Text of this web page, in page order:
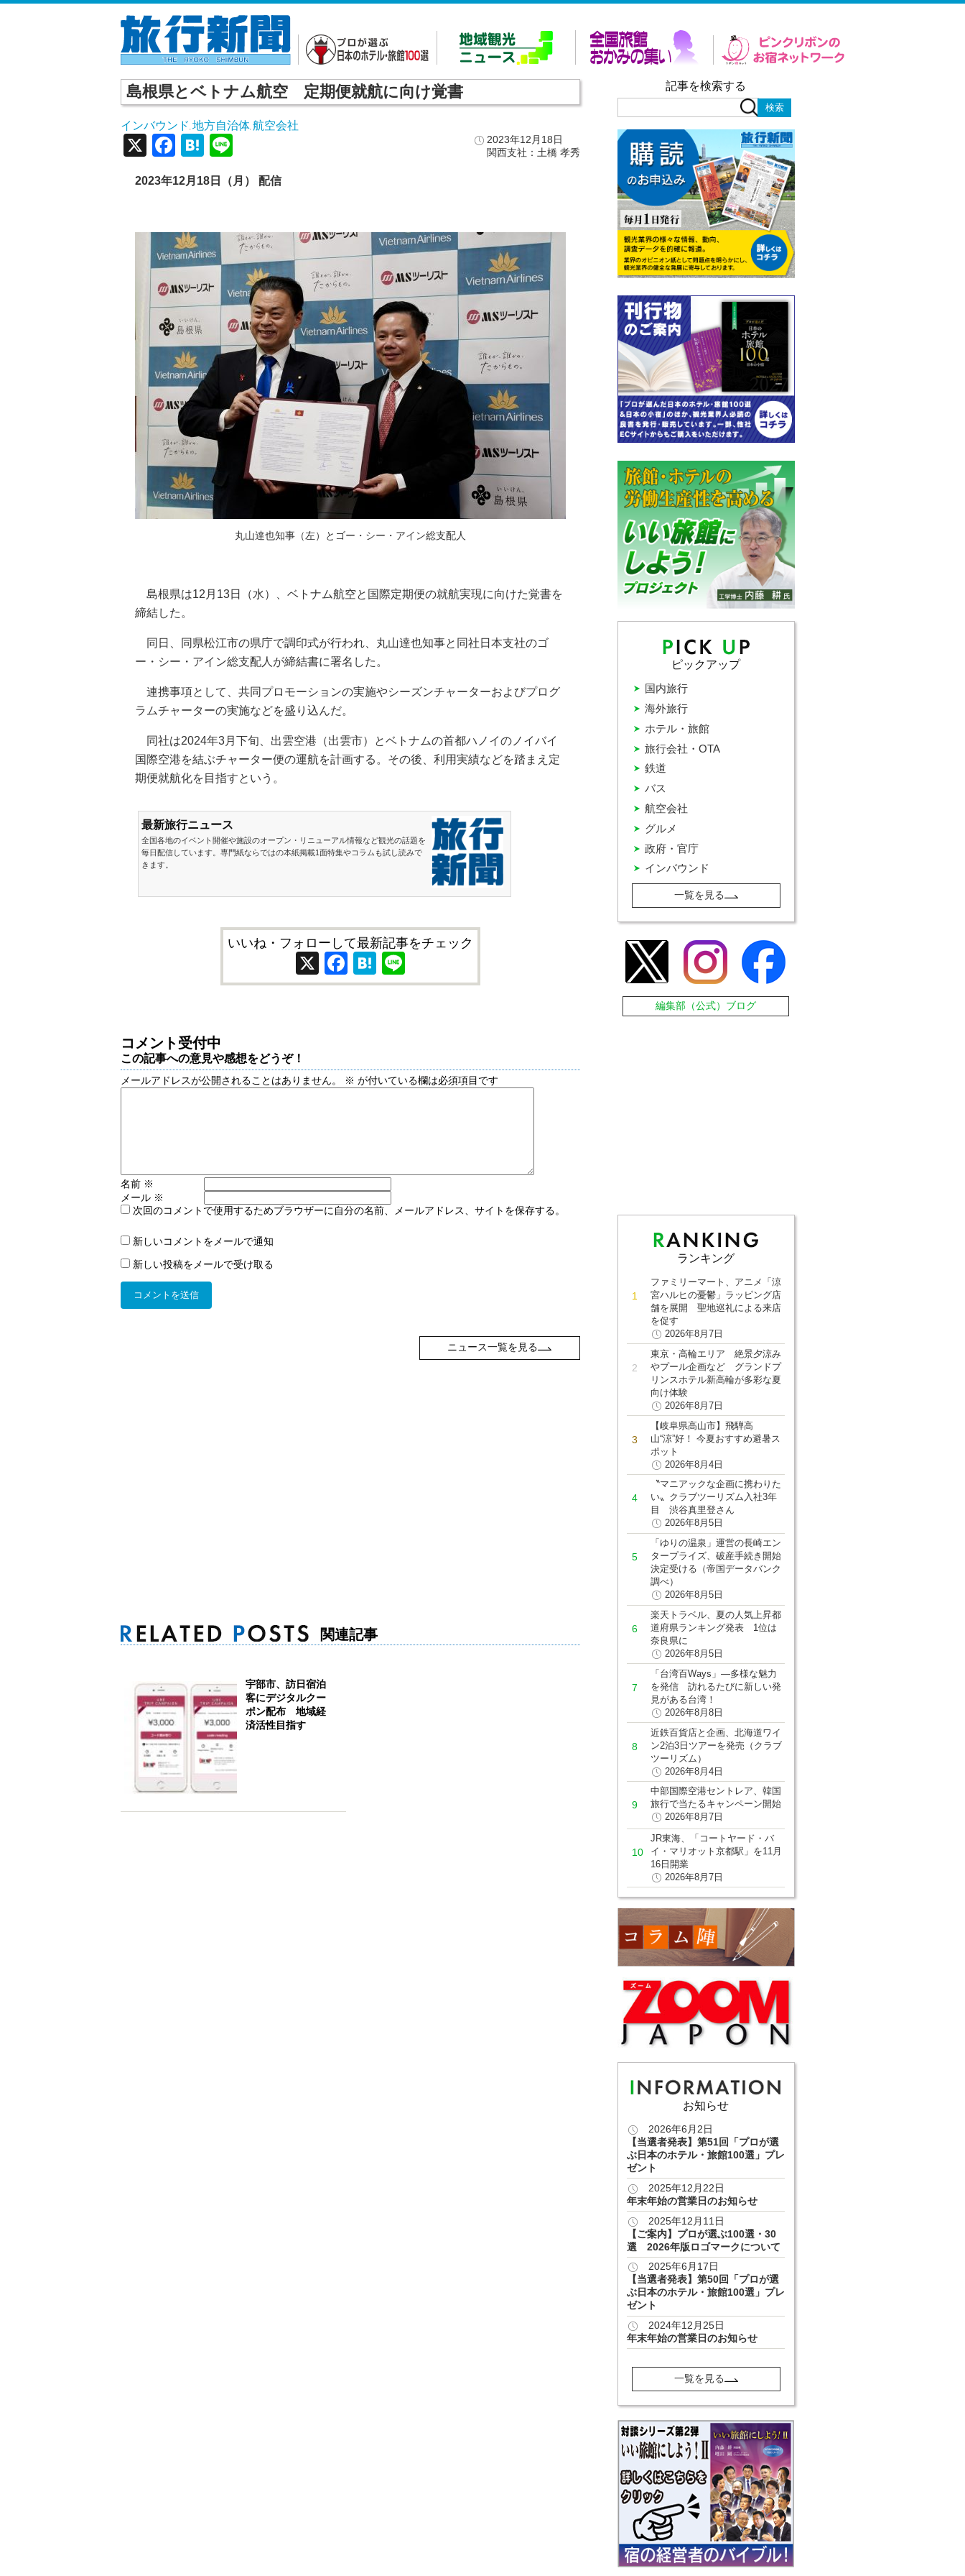
島根県とベトナム航空 定期便就航に向け覚書
インバウンド ,地方自治体 航空会社
2023年12月18日
関西支社：土橋 孝秀
X Facebook
Hatena
2023年12月18日（月） 配信
丸山達也知事（左）とゴー・シー・アイン総支配人
島根県は12月13日（水）、ベトナム航空と国際定期便の就航実現に向けた覚書を
締結した。
同日、同県松江市の県庁で調印式が行われ、丸山達也知事と同社日本支社のゴ
ー・シー・アイン総支配人が締結書に署名した。
連携事項として、共同プロモーションの実施やシーズンチャーターおよびプログ
ラムチャーターの実施などを盛り込んだ。
同社は2024年3月下旬、出雲空港（出雲市）とベトナムの首都ハノイのノイバイ
国際空港を結ぶチャーター便の運航を計画する。その後、利用実績などを踏まえ定
期便就航化を目指すという。
最新旅行ニュース
全国各地のイベント開催や施設のオープン・リニューアル情報など観光の話題を
毎日配信しています。専門紙ならではの本紙掲載1面特集やコラムも試し読みで
きます。
いいね・フォローして最新記事をチェック
X Facebook
Hatena
コメント受付中
この記事への意見や感想をどうぞ！
メールアドレスが公開されることはありません。 ※ が付いている欄は必須項目です
名前 ※
メール ※
次回のコメントで使用するためブラウザーに自分の名前、メールアドレス、サイトを保存する。
新しいコメントをメールで通知
新しい投稿をメールで受け取る
ニュース一覧を見る
関連記事
宇部市、訪日宿泊
客にデジタルクー
ポン配布 地域経
済活性目指す
記事を検索する
ピックアップ
インバウンド
グルメ
バス
ホテル・旅館
国内旅行
政府・官庁
旅行会社・OTA
海外旅行
航空会社
鉄道
一覧を見る
編集部（公式）ブログ
ランキング
ファミリーマート、アニメ「涼
宮ハルヒの憂鬱」ラッピング店
舗を展開 聖地巡礼による来店
を促す
2026年8月7日
東京・高輪エリア 絶景夕涼み
やプール企画など グランドプ
リンスホテル新高輪が多彩な夏
向け体験
2026年8月7日
【岐阜県高山市】飛騨高
山“涼”好！ 今夏おすすめ避暑ス
ポット
2026年8月4日
〝マニアックな企画に携わりた
い〟クラブツーリズム入社3年
目 渋谷真里登さん
2026年8月5日
「ゆりの温泉」運営の長崎エン
タープライズ、破産手続き開始
決定受ける（帝国データバンク
調べ）
2026年8月5日
楽天トラベル、夏の人気上昇都
道府県ランキング発表 1位は
奈良県に
2026年8月5日
「台湾百Ways」―多様な魅力
を発信 訪れるたびに新しい発
見がある台湾！
2026年8月8日
近鉄百貨店と企画、北海道ワイ
ン2泊3日ツアーを発売（クラブ
ツーリズム）
2026年8月4日
中部国際空港セントレア、韓国
旅行で当たるキャンペーン開始
2026年8月7日
JR東海、「コートヤード・バ
イ・マリオット京都駅」を11月
16日開業
2026年8月7日
お知らせ
2026年6月2日
【当選者発表】第51回「プロが選
ぶ日本のホテル・旅館100選」プレ
ゼント
2025年12月22日
年末年始の営業日のお知らせ
2025年12月11日
【ご案内】プロが選ぶ100選・30
選 2026年版ロゴマークについて
2025年6月17日
【当選者発表】第50回「プロが選
ぶ日本のホテル・旅館100選」プレ
ゼント
2024年12月25日
年末年始の営業日のお知らせ
一覧を見る